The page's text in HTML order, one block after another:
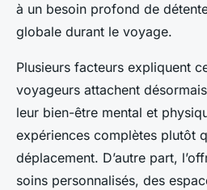
à un besoin profond de
globale durant le voyage.
Plusieurs facteurs expliquent
voyageurs attachent
leur bien-être mental et
expériences complètes plutôt
déplacement. D’autre part,
soins personnalisés, des